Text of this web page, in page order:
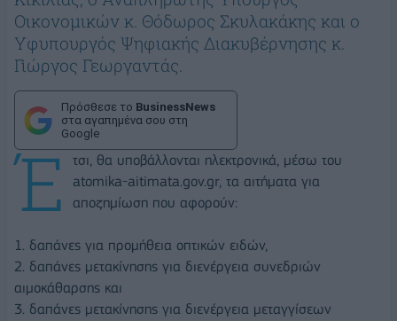
Οικονομικών κ. Θόδωρος Σκυλακάκης και ο
Υφυπουργός Ψηφιακής Διακυβέρνησης κ.
Γιώργος Γεωργαντάς.
Πρόσθεσε το BusinessNews
στα αγαπημένα σου στη
Google
Έ τσι, θα υποβάλλονται ηλεκτρονικά, μέσω του
atomika-aitimata.gov.gr, τα αιτήματα για
αποζημίωση που αφορούν:
1. δαπάνες για προμήθεια οπτικών ειδών,
2. δαπάνες μετακίνησης για διενέργεια συνεδριών
αιμοκάθαρσης και
3. δαπάνες μετακίνησης για διενέργεια μεταγγίσεων